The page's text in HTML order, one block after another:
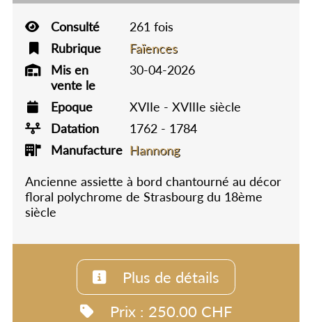
Consulté
261 fois
Rubrique
Faïences
Mis en
vente le
30-04-2026
Epoque
XVIIe - XVIIIe siècle
Datation
1762 - 1784
Manufacture Hannong
Ancienne assiette à bord chantourné au décor
floral polychrome de Strasbourg du 18ème
siècle
Plus de détails
Prix : 250.00 CHF